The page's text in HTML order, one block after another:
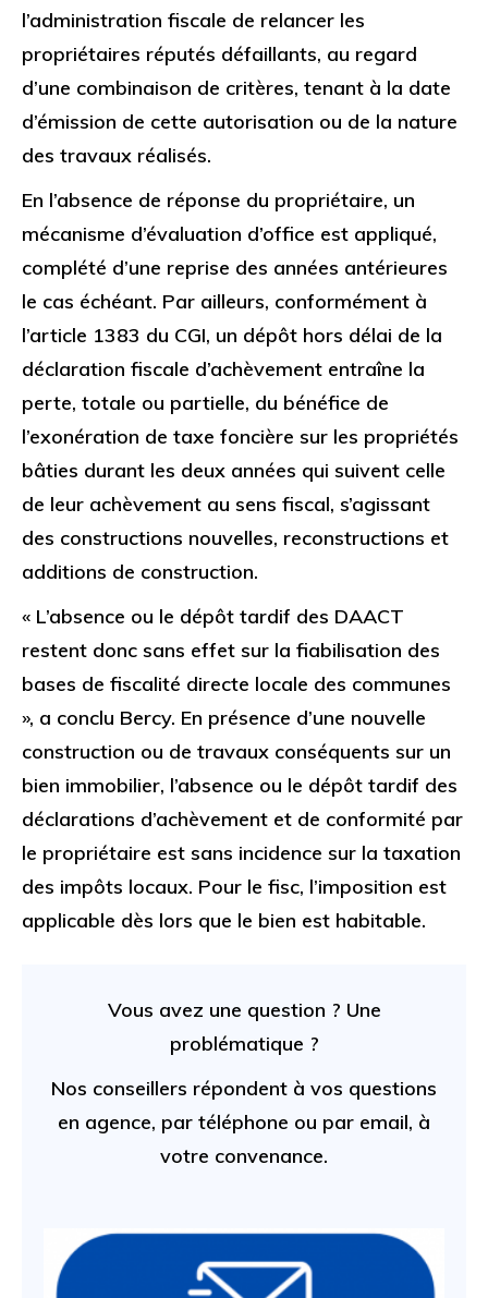
l’administration fiscale de relancer les
propriétaires réputés défaillants, au regard
d’une combinaison de critères, tenant à la date
d’émission de cette autorisation ou de la nature
des travaux réalisés.
En l’absence de réponse du propriétaire, un
mécanisme d’évaluation d’office est appliqué,
complété d’une reprise des années antérieures
le cas échéant. Par ailleurs, conformément à
l’article 1383 du CGI, un dépôt hors délai de la
déclaration fiscale d’achèvement entraîne la
perte, totale ou partielle, du bénéfice de
l’exonération de taxe foncière sur les propriétés
bâties durant les deux années qui suivent celle
de leur achèvement au sens fiscal, s’agissant
des constructions nouvelles, reconstructions et
additions de construction.
« L’absence ou le dépôt tardif des DAACT
restent donc sans effet sur la fiabilisation des
bases de fiscalité directe locale des communes
», a conclu Bercy. En présence d’une nouvelle
construction ou de travaux conséquents sur un
bien immobilier, l’absence ou le dépôt tardif des
déclarations d’achèvement et de conformité par
le propriétaire est sans incidence sur la taxation
des impôts locaux. Pour le fisc, l’imposition est
applicable dès lors que le bien est habitable.
Vous avez une question ? Une
problématique ?
Nos conseillers répondent à vos questions
en agence, par téléphone ou par email, à
votre convenance.